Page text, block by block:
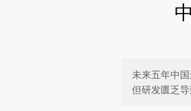
未来五年中
但研发匮乏